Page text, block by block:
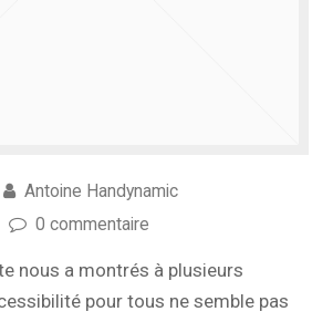
Antoine Handynamic
0 commentaire
nous a montrés à plusieurs
pour tous ne semble pas